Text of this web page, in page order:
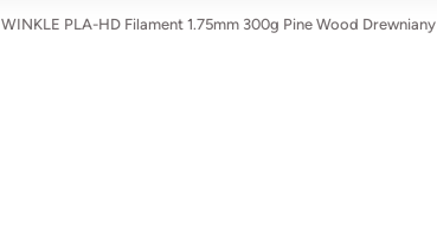
WINKLE PLA-HD Filament 1.75mm 300g Pine Wood Drewniany